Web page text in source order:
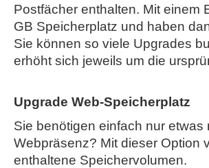
Postfächer enthalten. Mit einem
GB Speicherplatz und haben
Sie können so viele Upgrades
erhöht sich jeweils um die
Upgrade Web-Speicherplatz
Sie benötigen einfach nur
Webpräsenz? Mit dieser Option
enthaltene Speichervolumen.